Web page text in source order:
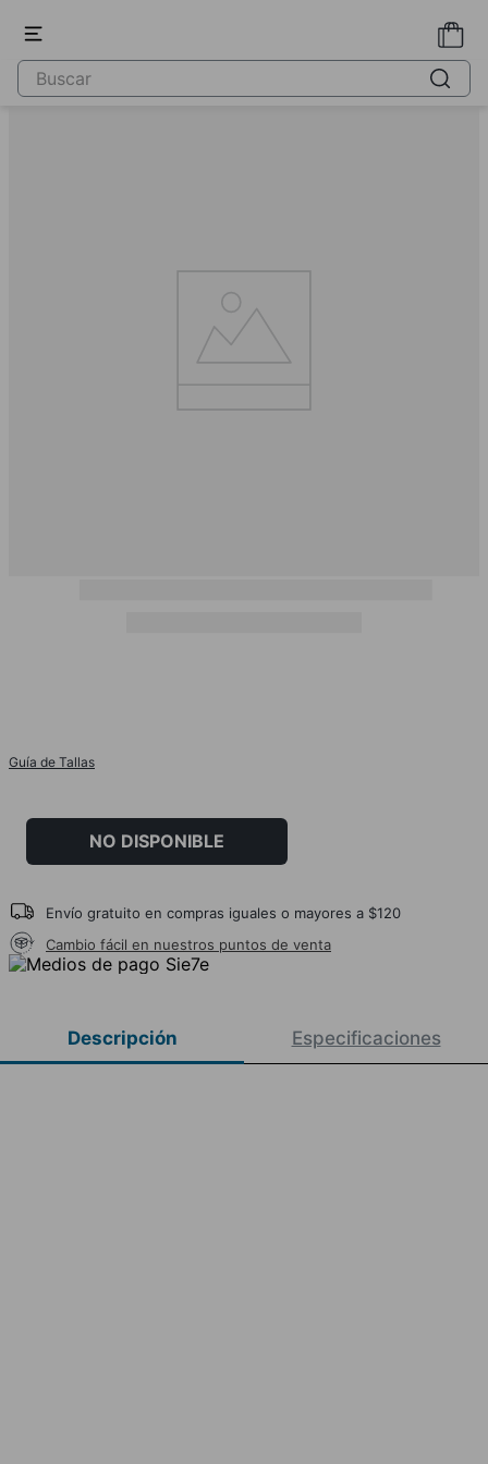
Guía de Tallas
NO DISPONIBLE
Envío gratuito en compras iguales o mayores a $120
Cambio fácil en nuestros puntos de venta
Descripción Especificaciones